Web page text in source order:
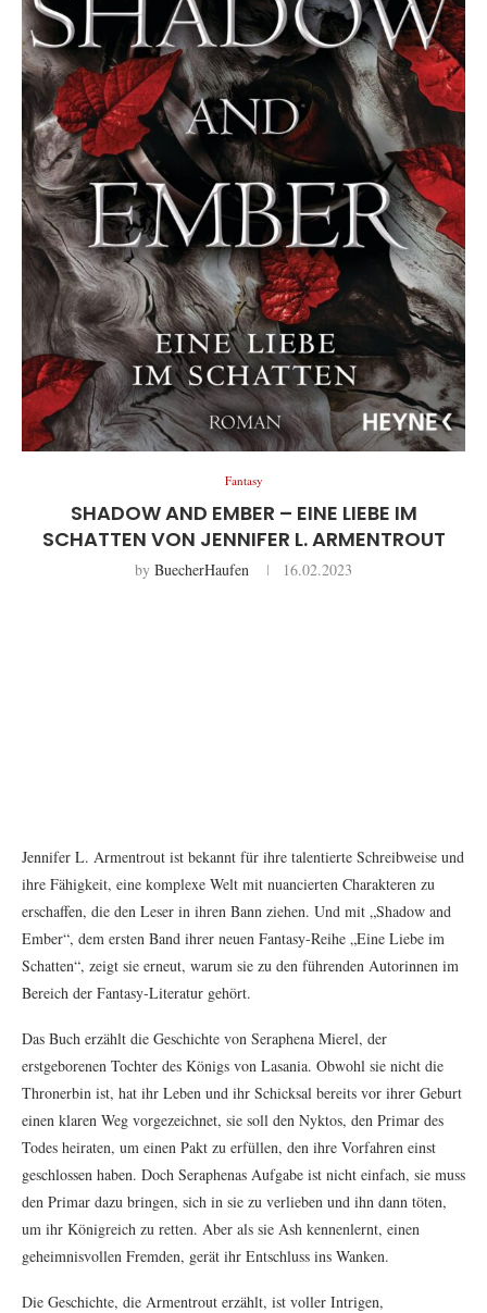
Fantasy
SHADOW AND EMBER – EINE LIEBE IM
SCHATTEN VON JENNIFER L. ARMENTROUT
by BuecherHaufen 16.02.2023
Jennifer L. Armentrout ist bekannt für ihre talentierte Schreibweise und
ihre Fähigkeit, eine komplexe Welt mit nuancierten Charakteren zu
erschaffen, die den Leser in ihren Bann ziehen. Und mit „Shadow and
Ember“, dem ersten Band ihrer neuen Fantasy-Reihe „Eine Liebe im
Schatten“, zeigt sie erneut, warum sie zu den führenden Autorinnen im
Bereich der Fantasy-Literatur gehört.
Das Buch erzählt die Geschichte von Seraphena Mierel, der
erstgeborenen Tochter des Königs von Lasania. Obwohl sie nicht die
Thronerbin ist, hat ihr Leben und ihr Schicksal bereits vor ihrer Geburt
einen klaren Weg vorgezeichnet, sie soll den Nyktos, den Primar des
Todes heiraten, um einen Pakt zu erfüllen, den ihre Vorfahren einst
geschlossen haben. Doch Seraphenas Aufgabe ist nicht einfach, sie muss
den Primar dazu bringen, sich in sie zu verlieben und ihn dann töten,
um ihr Königreich zu retten. Aber als sie Ash kennenlernt, einen
geheimnisvollen Fremden, gerät ihr Entschluss ins Wanken.
Die Geschichte, die Armentrout erzählt, ist voller Intrigen,